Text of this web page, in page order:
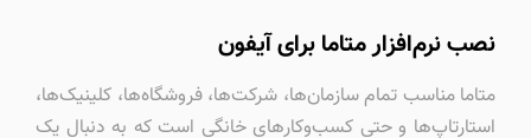
نصب نرم‌افزار متاما برای آیفون
متاما مناسب تمام سازمان‌ها، شرکت‌ها، فروشگاه‌ها، کلینیک‌ها،
استارتاپ‌ها و حتی کسب‌وکارهای خانگی است که به دنبال یک